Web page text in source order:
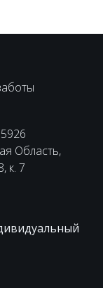
Область,
к. 7